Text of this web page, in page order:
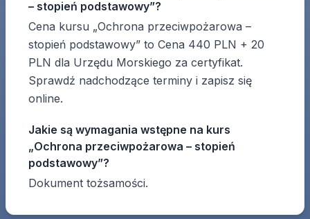
– stopień podstawowy”?
Cena kursu „Ochrona przeciwpożarowa –
stopień podstawowy” to Cena 440 PLN + 20
PLN dla Urzędu Morskiego za certyfikat.
Sprawdź nadchodzące terminy i zapisz się
online.
Jakie są wymagania wstępne na kurs
„Ochrona przeciwpożarowa – stopień
podstawowy”?
Dokument tożsamości.